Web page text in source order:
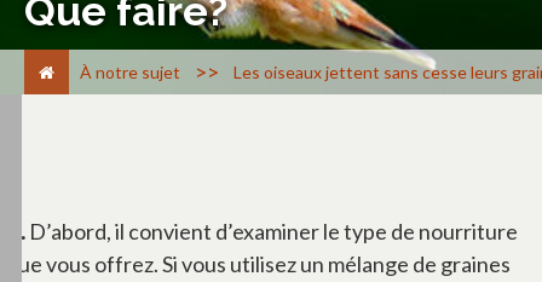
Que faire?
À notre sujet > Les oiseaux jettent sans cesse leurs
R. D’abord, il convient d’examiner le type de nourriture
que vous offrez. Si vous utilisez un mélange de graines